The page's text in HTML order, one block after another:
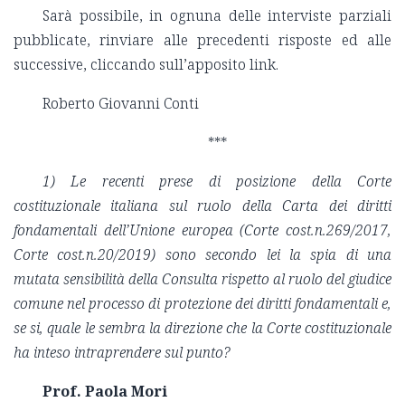
Sarà possibile, in ognuna delle interviste parziali
pubblicate, rinviare alle precedenti risposte ed alle
successive, cliccando sull’apposito link.
Roberto Giovanni Conti
***
1) Le recenti prese di posizione della Corte
costituzionale italiana sul ruolo della Carta dei diritti
fondamentali dell’Unione europea (Corte cost.n.269/2017,
Corte cost.n.20/2019) sono secondo lei la spia di una
mutata sensibilità della Consulta rispetto al ruolo del giudice
comune nel processo di protezione dei diritti fondamentali e,
se si, quale le sembra la direzione che la Corte costituzionale
ha inteso intraprendere sul punto?
Prof. Paola Mori